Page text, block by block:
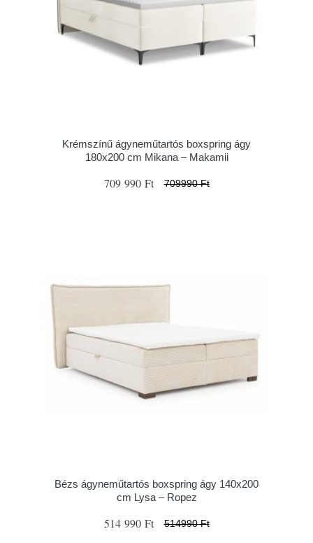
Krémszínű ágyneműtartós boxspring ágy
180x200 cm Mikana – Makamii
709 990 Ft 709990 Ft
Bézs ágyneműtartós boxspring ágy 140x200
cm Lysa – Ropez
514 990 Ft 514990 Ft